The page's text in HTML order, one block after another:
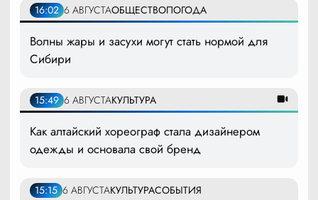
16:02 6 АВГУСТАОБЩЕСТВОПОГОДА
Волны жары и засухи могут стать нормой для
Сибири
15:49 6 АВГУСТАКУЛЬТУРА
Как алтайский хореограф стала дизайнером
одежды и основала свой бренд
15:15 6 АВГУСТАКУЛЬТУРАСОБЫТИЯ